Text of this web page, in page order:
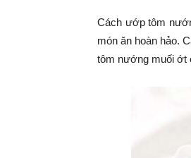
Cách ướp tôm
món ăn hoàn hảo.
tôm nướng muối ớt